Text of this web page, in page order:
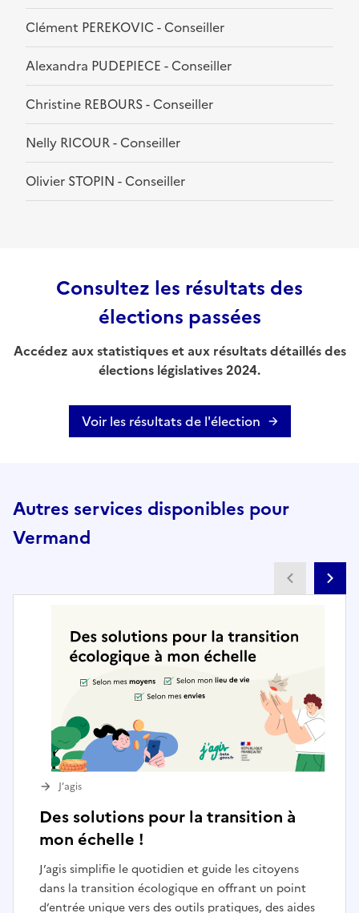
Clément PEREKOVIC - Conseiller
Alexandra PUDEPIECE - Conseiller
Christine REBOURS - Conseiller
Nelly RICOUR - Conseiller
Olivier STOPIN - Conseiller
Consultez les résultats des
élections passées
Accédez aux statistiques et aux résultats détaillés des
élections législatives 2024.
Voir les résultats de l'élection
Autres services disponibles pour
Vermand
Des solutions pour la transition à
mon échelle !
J’agis simplifie le quotidien et guide les citoyens
dans la transition écologique en offrant un point
d’entrée unique vers des outils pratiques, des aides
J’agis